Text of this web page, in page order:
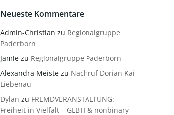
Neueste Kommentare
Admin-Christian zu Regionalgruppe
Paderborn
Jamie zu Regionalgruppe Paderborn
Alexandra Meiste zu Nachruf Dorian Kai
Liebenau
Dylan zu FREMDVERANSTALTUNG:
Freiheit in Vielfalt – GLBTI & nonbinary